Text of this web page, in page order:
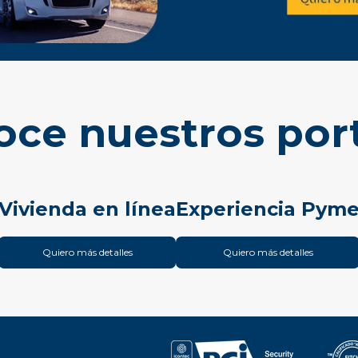
nuestros
en línea
Quiero más detalles
Experiencia
Quiero más detalles